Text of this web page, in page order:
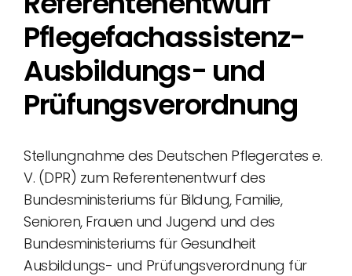
Pflegefachassistenz-
Ausbildungs- und
Prüfungsverordnung
Stellungnahme des Deutschen Pflegerates e.
V. (DPR) zum Referentenentwurf des
Bundesministeriums für Bildung, Familie,
Senioren, Frauen und Jugend und des
Bundesministeriums für Gesundheit
Ausbildungs- und Prüfungsverordnung für